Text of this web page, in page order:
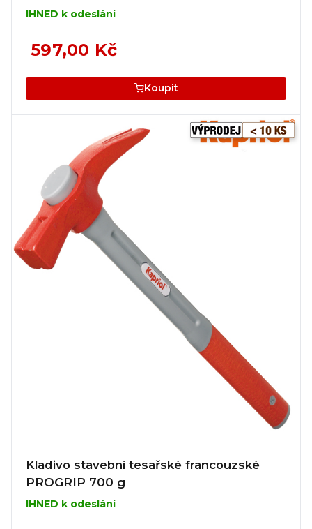
IHNED k odeslání
597,00 Kč
Koupit
Kladivo stavební tesařské francouzské
PROGRIP 700 g
IHNED k odeslání